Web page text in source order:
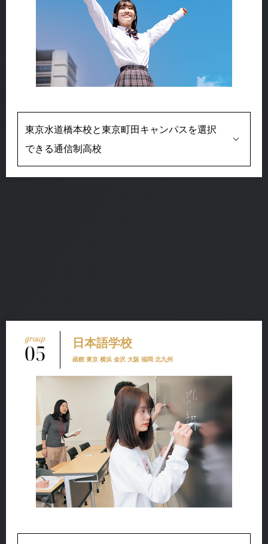
東京水道橋本校と東京町田キャンパスを選択
できる通信制高校
05 日本語学校
函館 東京 横浜 金沢 大阪 福岡 北九州